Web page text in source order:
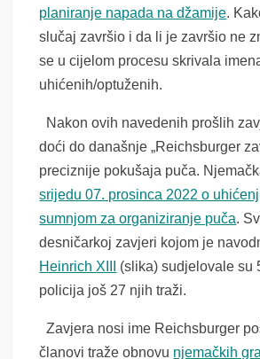
planiranje napada na džamije.
slučaj završio i da li je završio ne
se u cijelom procesu skrivala
uhićenih/optuženih.
Nakon ovih navedenih prošlih
doći do današnje „Reichsburger
preciznije pokušaja puča.
srijedu 07. prosinca 2022 o
sumnjom za organiziranje puča.
desničarkoj zavjeri kojom je
Heinrich XIII
(slika) sudjelovale su
policija još 27 njih traži.
Zavjera nosi ime Reichsburger
članovi traže obnovu njemačkih